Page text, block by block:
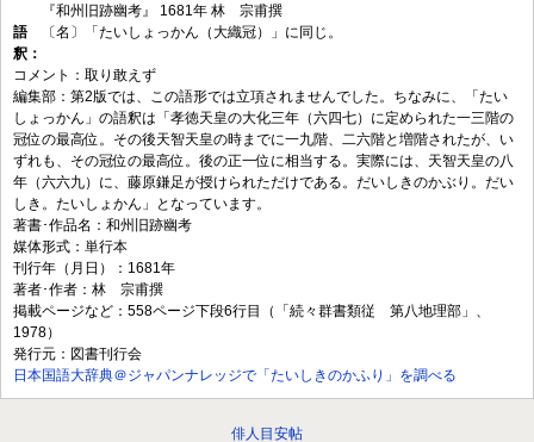
『和州旧跡幽考』 1681年 林 宗甫撰
語
釈：
〔名〕「たいしょっかん（大織冠）」に同じ。
コメント：取り敢えず
編集部：第2版では、この語形では立項されませんでした。ちなみに、「たい
しょっかん」の語釈は「孝徳天皇の大化三年（六四七）に定められた一三階の
冠位の最高位。その後天智天皇の時までに一九階、二六階と増階されたが、い
ずれも、その冠位の最高位。後の正一位に相当する。実際には、天智天皇の八
年（六六九）に、藤原鎌足が授けられただけである。だいしきのかぶり。だい
しき。たいしょかん」となっています。
著書･作品名：和州旧跡幽考
媒体形式：単行本
刊行年（月日）：1681年
著者･作者：林 宗甫撰
掲載ページなど：558ページ下段6行目（「続々群書類従 第八地理部」、
1978）
発行元：図書刊行会
日本国語大辞典＠ジャパンナレッジで「たいしきのかふり」を調べる
俳人目安帖